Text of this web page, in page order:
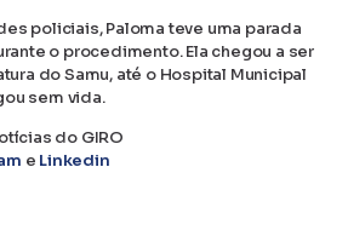
policiais, Paloma teve uma parada
o procedimento. Ela chegou a ser
do Samu, até o Hospital Municipal
sem vida.
do GIRO
e Linkedin